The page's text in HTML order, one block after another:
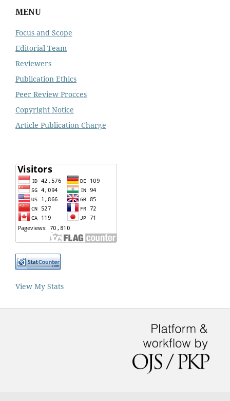
MENU
Focus and Scope
Editorial Team
Reviewers
Publication Ethics
Peer Review Procces
Copyright Notice
Article Publication Charge
View My Stats